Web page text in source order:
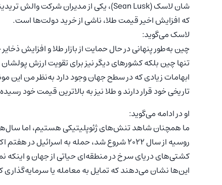
که افزایش اخیر قیمت طلا، ناشی از خرید دولت‌ها است.
لاسک می‌گوید:
چین به‌طور پنهانی در حال حمایت از بازار طلا و افزایش
تنها چین بلکه کشورهای دیگر نیز برای تقویت ارزش
ابهامات زیادی که در سطح جهان وجود دارد به‌نظر من این
تاریخی خود قرار دارند و طلا نیز به بالاترین قیمت خود
او در ادامه می‌گوید:
ما همچنان شاهد تنش‌های ژئوپلیتیکی هستیم، اما
روسیه از سال ۲۰۲۲ شروع شد، حمله به
این‌ها نشان می‌دهند که تمایل به معامله یا سرمایه‌گذاری